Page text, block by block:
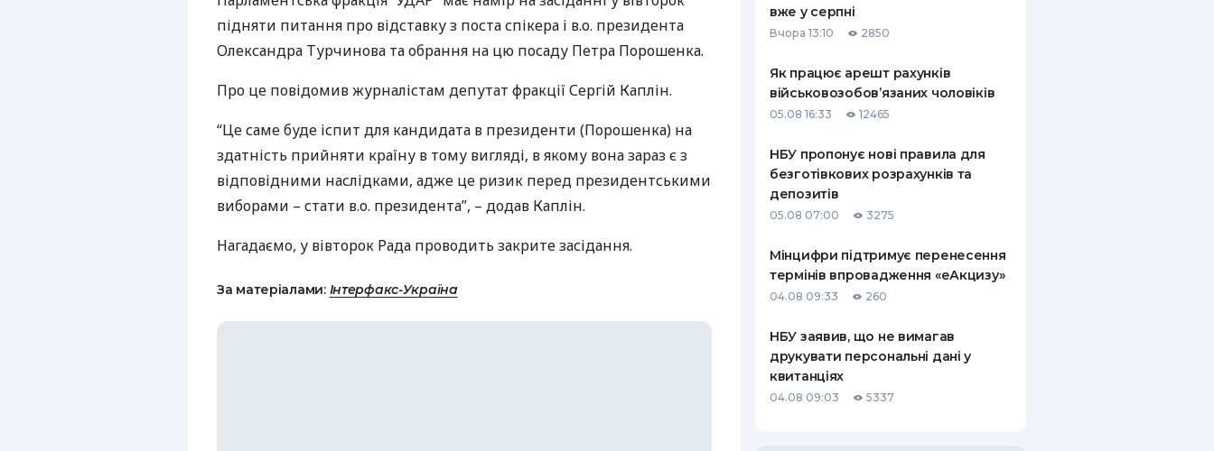
РЕЙТИНГ ДЕБЕТОВИХ
КАРТОК
КЕШБЕКУ
ПУТІВНИКИ ПО
БАНКІВСЬКИХ КАРТКАХ
ПУТІВНИКИ ПО
ВСІ СТРАХОВІ ПОЛІСИ
СТРАХОВІ КОМПАНІЇ
ВІДГУКИ ПРО СТРАХОВІ
КОМПАНІЇ
підняти питання про відставку з поста спікера і в.о. президента
Олександра Турчинова та обрання на цю посаду Петра Порошенка.
Про це повідомив журналістам депутат фракції Сергій Каплін.
“Це саме буде іспит для кандидата в президенти (Порошенка) на
здатність прийняти країну в тому вигляді, в якому вона зараз є з
відповідними наслідками, адже це ризик перед президентськими
виборами – стати в.о. президента”, – додав Каплін.
Нагадаємо, у вівторок Рада проводить закрите засідання.
За матеріалами: Інтерфакс-Україна
вже у серпні
Вчора 13:10 2850
Як працює арешт рахунків
військовозобов’язаних чоловіків
05.08 16:33 12465
НБУ пропонує нові правила для
безготівкових розрахунків та
депозитів
05.08 07:00 3275
Мінцифри підтримує перенесення
термінів впровадження «еАкцизу»
04.08 09:33 260
НБУ заявив, що не вимагав
друкувати персональні дані у
квитанціях
04.08 09:03 5337